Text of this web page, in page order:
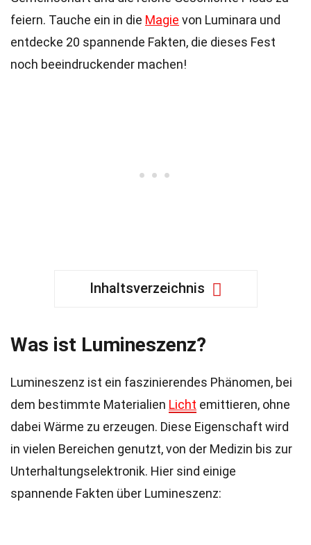
feiern. Tauche ein in die Magie von Luminara und
entdecke 20 spannende Fakten, die dieses Fest
noch beeindruckender machen!
Inhaltsverzeichnis
Was ist Lumineszenz?
Lumineszenz ist ein faszinierendes Phänomen, bei
dem bestimmte Materialien Licht emittieren, ohne
dabei Wärme zu erzeugen. Diese Eigenschaft wird
in vielen Bereichen genutzt, von der Medizin bis zur
Unterhaltungselektronik. Hier sind einige
spannende Fakten über Lumineszenz: